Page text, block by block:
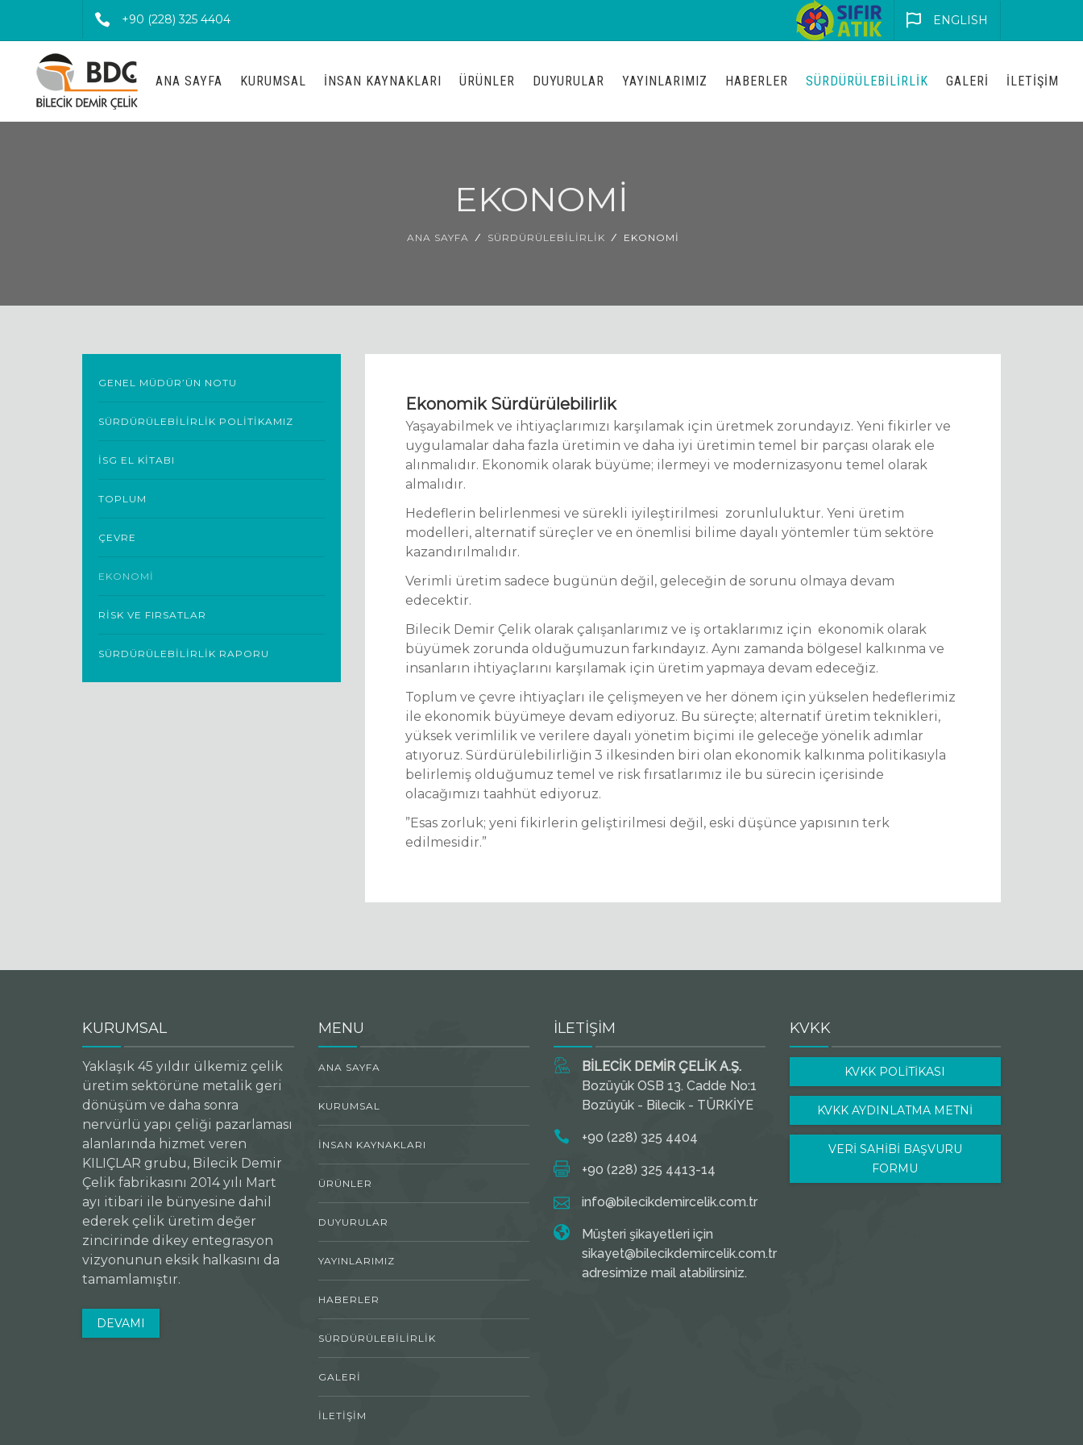
+90 (228) 325 4404 ENGLISH
ANA SAYFA KURUMSAL İNSAN KAYNAKLARI ÜRÜNLER DUYURULAR YAYINLARIMIZ HABERLER SÜRDÜRÜLEBILIRLIK GALERI İLETIŞIM
EKONOMİ
ANA SAYFA SÜRDÜRÜLEBILIRLIK EKONOMİ
GENEL MÜDÜR’ÜN NOTU
SÜRDÜRÜLEBİLİRLİK POLİTİKAMIZ
İSG EL KITABI
TOPLUM
ÇEVRE
EKONOMİ
RİSK VE FIRSATLAR
SÜRDÜRÜLEBILIRLIK RAPORU
Ekonomik Sürdürülebilirlik
Yaşayabilmek ve ihtiyaçlarımızı karşılamak için üretmek zorundayız. Yeni fikirler ve
uygulamalar daha fazla üretimin ve daha iyi üretimin temel bir parçası olarak ele
alınmalıdır. Ekonomik olarak büyüme; ilermeyi ve modernizasyonu temel olarak
almalıdır.
Hedeflerin belirlenmesi ve sürekli iyileştirilmesi zorunluluktur. Yeni üretim
modelleri, alternatif süreçler ve en önemlisi bilime dayalı yöntemler tüm sektöre
kazandırılmalıdır.
Verimli üretim sadece bugünün değil, geleceğin de sorunu olmaya devam
edecektir.
Bilecik Demir Çelik olarak çalışanlarımız ve iş ortaklarımız için ekonomik olarak
büyümek zorunda olduğumuzun farkındayız. Aynı zamanda bölgesel kalkınma ve
insanların ihtiyaçlarını karşılamak için üretim yapmaya devam edeceğiz.
Toplum ve çevre ihtiyaçları ile çelişmeyen ve her dönem için yükselen hedeflerimiz
ile ekonomik büyümeye devam ediyoruz. Bu süreçte; alternatif üretim teknikleri,
yüksek verimlilik ve verilere dayalı yönetim biçimi ile geleceğe yönelik adımlar
atıyoruz. Sürdürülebilirliğin 3 ilkesinden biri olan ekonomik kalkınma politikasıyla
belirlemiş olduğumuz temel ve risk fırsatlarımız ile bu sürecin içerisinde
olacağımızı taahhüt ediyoruz.
”Esas zorluk; yeni fikirlerin geliştirilmesi değil, eski düşünce yapısının terk
edilmesidir.”
KURUMSAL
Yaklaşık 45 yıldır ülkemiz çelik
üretim sektörüne metalik geri
dönüşüm ve daha sonra
nervürlü yapı çeliği pazarlaması
alanlarında hizmet veren
KILIÇLAR grubu, Bilecik Demir
Çelik fabrikasını 2014 yılı Mart
ayı itibari ile bünyesine dahil
ederek çelik üretim değer
zincirinde dikey entegrasyon
vizyonunun eksik halkasını da
tamamlamıştır.
DEVAMI
MENU
ANA SAYFA
KURUMSAL
İNSAN KAYNAKLARI
ÜRÜNLER
DUYURULAR
YAYINLARIMIZ
HABERLER
SÜRDÜRÜLEBILIRLIK
GALERI
İLETIŞIM
İLETİŞİM
BİLECİK DEMİR ÇELİK A.Ş.
Bozüyük OSB 13. Cadde No:1
Bozüyük - Bilecik - TÜRKİYE
+90 (228) 325 4404
+90 (228) 325 4413-14
info@bilecikdemircelik.com.tr
Müşteri şikayetleri için
sikayet@bilecikdemircelik.com.tr
adresimize mail atabilirsiniz.
KVKK
KVKK POLİTİKASI
KVKK AYDINLATMA METNİ
VERİ SAHİBİ BAŞVURU
FORMU